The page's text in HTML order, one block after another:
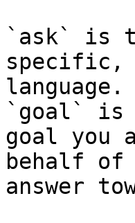
`ask` is
specific,
language.
`goal` is
goal you
behalf
answer